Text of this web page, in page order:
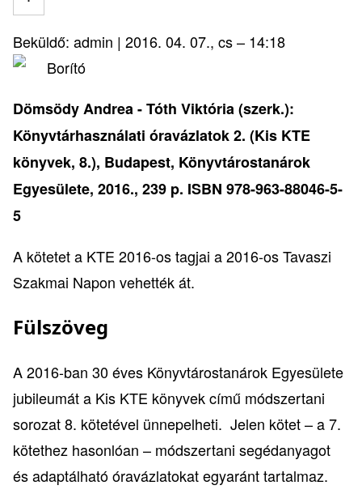
Beküldő: admin | 2016. 04. 07., cs – 14:18
Dömsödy Andrea - Tóth Viktória (szerk.):
Könyvtárhasználati óravázlatok 2. (Kis KTE
könyvek, 8.), Budapest, Könyvtárostanárok
Egyesülete, 2016., 239 p. ISBN 978-963-88046-5-
5
A kötetet a KTE 2016-os tagjai a 2016-os Tavaszi
Szakmai Napon vehették át.
Fülszöveg
A 2016-ban 30 éves Könyvtárostanárok Egyesülete
jubileumát a Kis KTE könyvek című módszertani
sorozat 8. kötetével ünnepelheti. Jelen kötet – a 7.
kötethez hasonlóan – módszertani segédanyagot
és adaptálható óravázlatokat egyaránt tartalmaz.